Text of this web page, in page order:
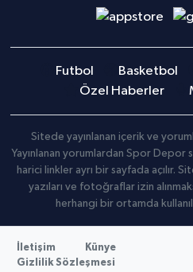
Futbol Basketbol
Özel Haberler
Sitede yayınlanan içerik ve
Yayınlanan yorumlardan Spor
harici linkler ayrı bir sayfada açılır.
yazıları ve fotoğraflar izin
herhangi bir ortamda
İletişim
Künye
Gizlilik Sözleşmesi